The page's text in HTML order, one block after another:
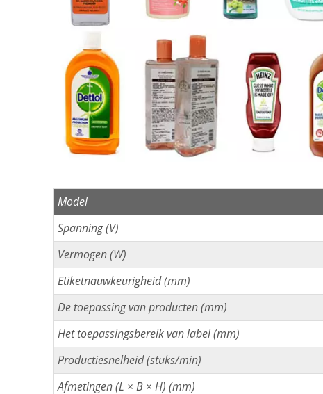
Model
Spanning (V)
Vermogen (W)
Etiketnauwkeurigheid (mm)
De toepassing van producten (mm)
Het toepassingsbereik van label (mm)
Productiesnelheid (stuks/min)
Afmetingen (L × B × H) (mm)